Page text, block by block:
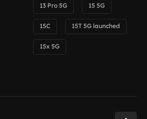
13 Pro 5G 15 5G
15C 15T 5G launched
15x 5G